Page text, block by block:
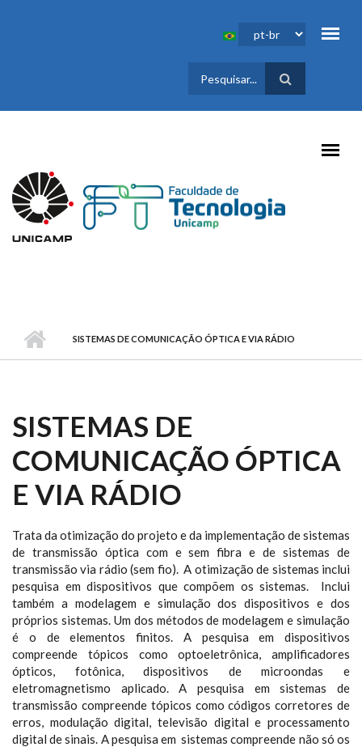
FORMULÁRIO
DE BUSCA
SISTEMAS DE COMUNICAÇÃO ÓPTICA E VIA RÁDIO
SISTEMAS DE
COMUNICAÇÃO ÓPTICA
E VIA RÁDIO
Trata da otimização do projeto e da implementação de sistemas
de transmissão óptica com e sem fibra e de sistemas de
transmissão via rádio (sem fio). A otimização de sistemas inclui
pesquisa em dispositivos que compõem os sistemas. Inclui
também a modelagem e simulação dos dispositivos e dos
próprios sistemas. Um dos métodos de modelagem e simulação
é o de elementos finitos. A pesquisa em dispositivos
compreende tópicos como optoeletrônica, amplificadores
ópticos, fotônica, dispositivos de microondas e
eletromagnetismo aplicado. A pesquisa em sistemas de
transmissão compreende tópicos como códigos corretores de
erros, modulação digital, televisão digital e processamento
digital de sinais. A pesquisa em sistemas compreende não só os